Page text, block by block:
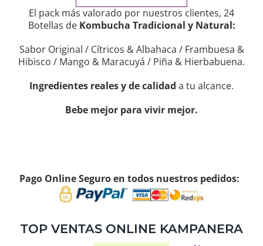
El pack más valorado por nuestros clientes, 24
Botellas de Kombucha Tradicional y Natural:
Sabor Original / Cítricos & Albahaca / Frambuesa &
Hibisco / Mango & Maracuyá / Piña & Hierbabuena.
Ingredientes reales y de calidad a tu alcance.
Bebe mejor para vivir mejor.
Pago Online Seguro en todos nuestros pedidos:
TOP VENTAS ONLINE KAMPANERA